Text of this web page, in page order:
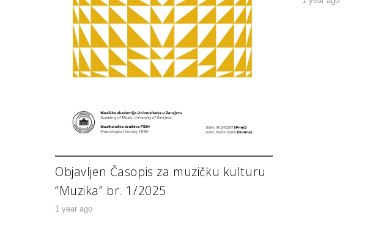
Objavljen Časopis za muzičku kulturu
“Muzika” br. 1/2025
1 year ago